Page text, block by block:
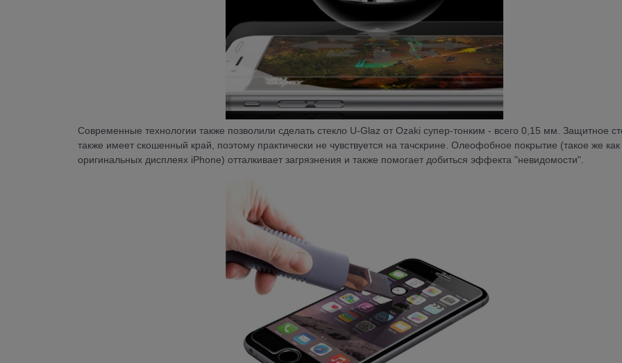
Современные технологии также позволили сделать стекло U-Glaz от Ozaki супер-тонким - всего 0,15 мм. Защитное
также имеет скошенный край, поэтому практически не чувствуется на тачскрине. Олеофобное покрытие (такое же
оригинальных дисплеях iPhone) отталкивает загрязнения и также помогает добиться эффекта "невидомости".